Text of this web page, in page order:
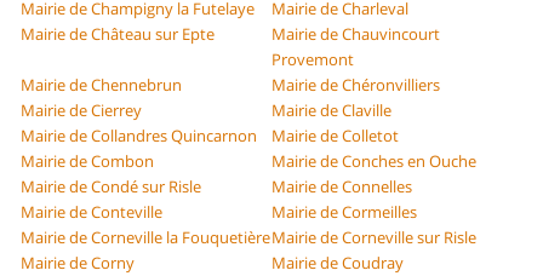
Mairie de Champigny la Futelaye
Mairie de Charleval
Mairie de Château sur Epte
Mairie de Chauvincourt
Provemont
Mairie de Chennebrun
Mairie de Chéronvilliers
Mairie de Cierrey
Mairie de Claville
Mairie de Collandres Quincarnon
Mairie de Colletot
Mairie de Combon
Mairie de Conches en Ouche
Mairie de Condé sur Risle
Mairie de Connelles
Mairie de Conteville
Mairie de Cormeilles
Mairie de Corneville la FouquetièreMairie de Corneville sur Risle
Mairie de Corny
Mairie de Coudray